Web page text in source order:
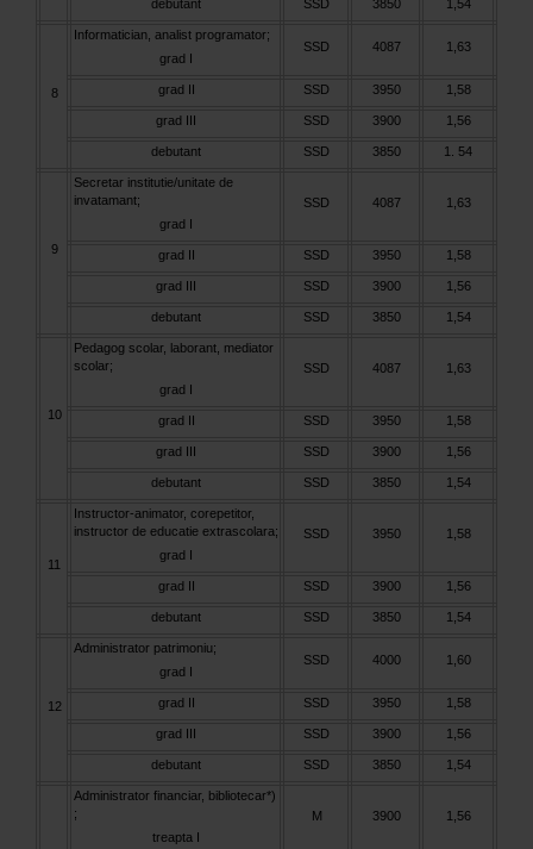
debutant SSD 3850 1,54
8
Informatician, analist programator;
grad I
SSD 4087 1,63
grad II SSD 3950 1,58
grad III SSD 3900 1,56
debutant SSD 3850 1. 54
9
Secretar institutie/unitate de
invatamant;
grad I
SSD 4087 1,63
grad II SSD 3950 1,58
grad III SSD 3900 1,56
debutant SSD 3850 1,54
10
Pedagog scolar, laborant, mediator
scolar;
grad I
SSD 4087 1,63
grad II SSD 3950 1,58
grad III SSD 3900 1,56
debutant SSD 3850 1,54
11
Instructor-animator, corepetitor,
instructor de educatie extrascolara;
grad I
SSD 3950 1,58
grad II SSD 3900 1,56
debutant SSD 3850 1,54
12
Administrator patrimoniu;
grad I
SSD 4000 1,60
grad II SSD 3950 1,58
grad III SSD 3900 1,56
debutant SSD 3850 1,54
Administrator financiar, bibliotecar*)
;
treapta I
M 3900 1,56